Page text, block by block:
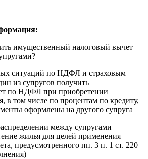
имущественный налоговый вычет
ситуаций по НДФЛ и страховым
из супругов получить
по НДФЛ при приобретении
в том числе по процентам по кредиту,
оформлены на другого супруга
между супругами
жилья для целей применения
предусмотренного пп. 3 п. 1 ст. 220